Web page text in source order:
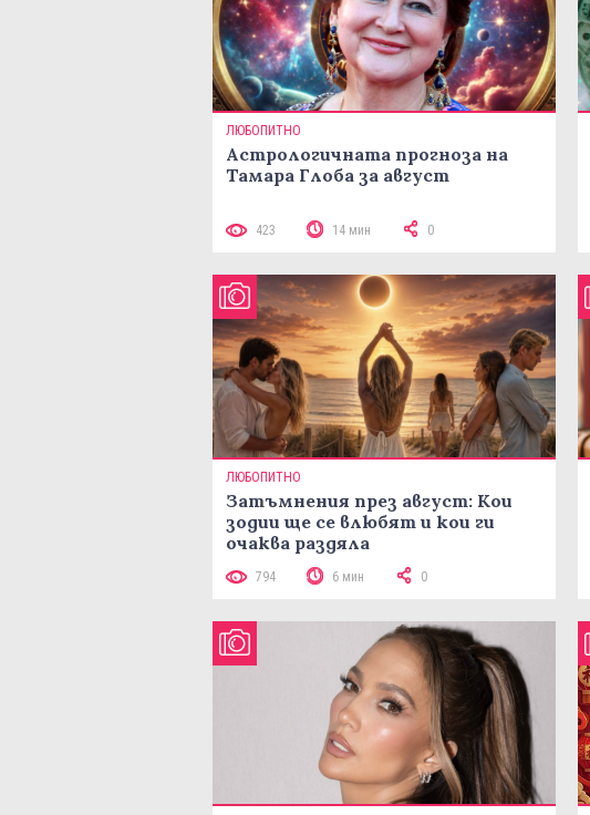
ЛЮБОПИТНО
Астрологичната прогноза на
Тамара Глоба за август
423 14 мин 0
ЛЮБОПИТНО
Затъмнения през август: Кои
зодии ще се влюбят и кои ги
очаква раздяла
794 6 мин 0